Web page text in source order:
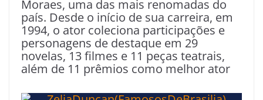
Moraes, uma das mais renomadas do
país. Desde o início de sua carreira, em
1994, o ator coleciona participações e
personagens de destaque em 29
novelas, 13 filmes e 11 peças teatrais,
além de 11 prêmios como melhor ator